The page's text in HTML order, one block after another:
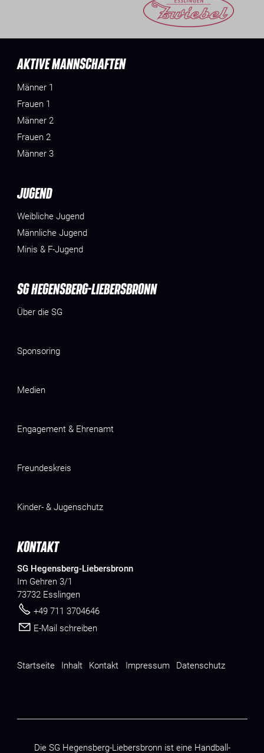
AKTIVE MANNSCHAFTEN
Männer 1
Frauen 1
Männer 2
Frauen 2
Männer 3
JUGEND
Weibliche Jugend
Männliche Jugend
Minis & F-Jugend
SG HEGENSBERG-LIEBERSBRONN
Über die SG
Sponsoring
Medien
Engagement & Ehrenamt
Freundeskreis
Kinder- & Jugenschutz
KONTAKT
SG Hegensberg-Liebersbronn
Im Gehren 3/1
73732 Esslingen
+49 711 3704646
E-Mail schreiben
Startseite Inhalt Kontakt Impressum Datenschutz
Die SG Hegensberg-Liebersbronn ist eine Handball-